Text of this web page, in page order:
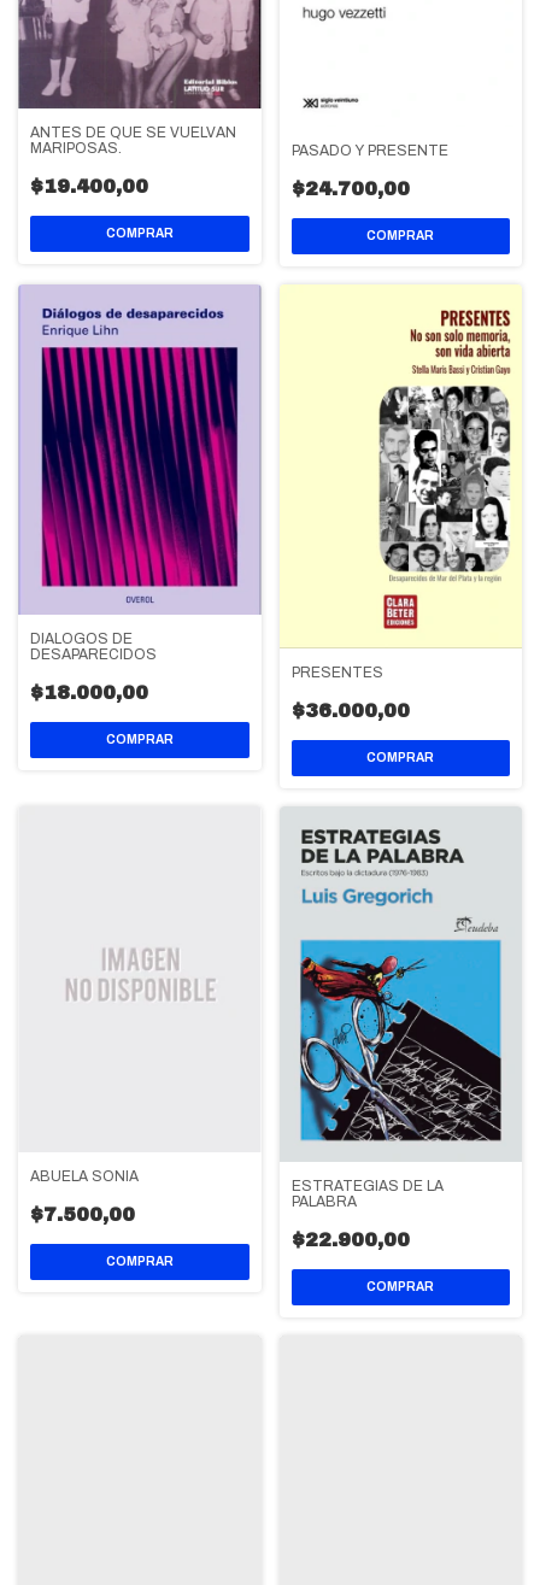
ANTES DE QUE SE VUELVAN
MARIPOSAS.
$19.400,00
PASADO Y PRESENTE
$24.700,00
DIALOGOS DE
DESAPARECIDOS
$18.000,00
PRESENTES
$36.000,00
ABUELA SONIA
$7.500,00
ESTRATEGIAS DE LA
PALABRA
$22.900,00